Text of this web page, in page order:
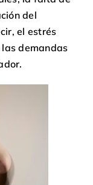
del
el estrés
demandas